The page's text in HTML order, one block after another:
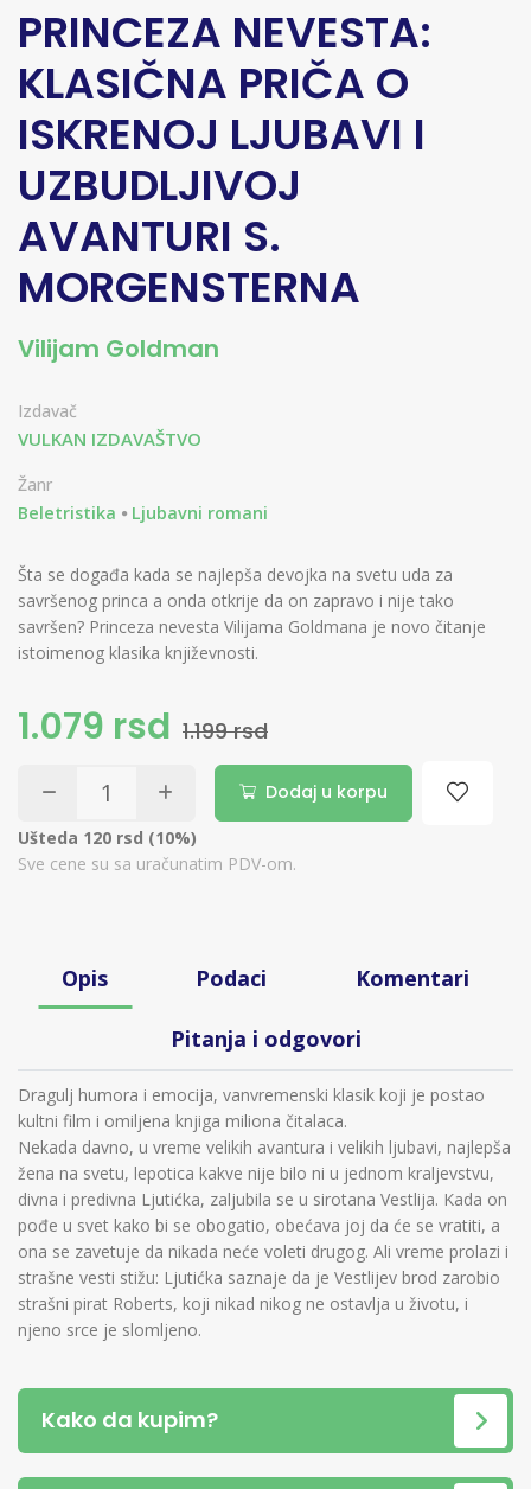
PRINCEZA NEVESTA:
KLASIČNA PRIČA O
ISKRENOJ LJUBAVI I
UZBUDLJIVOJ
AVANTURI S.
MORGENSTERNA
Vilijam Goldman
Izdavač
VULKAN IZDAVAŠTVO
Žanr
Beletristika
Ljubavni romani
Šta se događa kada se najlepša devojka na svetu uda za
savršenog princa a onda otkrije da on zapravo i nije tako
savršen? Princeza nevesta Vilijama Goldmana je novo čitanje
istoimenog klasika književnosti.
1.079 rsd 1.199 rsd
Dodaj u korpu
Ušteda 120 rsd (10%)
Sve cene su sa uračunatim PDV-om.
Opis Podaci Komentari
Pitanja i odgovori
Dragulj humora i emocija, vanvremenski klasik koji je postao
kultni film i omiljena knjiga miliona čitalaca.
Nekada davno, u vreme velikih avantura i velikih ljubavi, najlepša
žena na svetu, lepotica kakve nije bilo ni u jednom kraljevstvu,
divna i predivna Ljutićka, zaljubila se u sirotana Vestlija. Kada on
pođe u svet kako bi se obogatio, obećava joj da će se vratiti, a
ona se zavetuje da nikada neće voleti drugog. Ali vreme prolazi i
strašne vesti stižu: Ljutićka saznaje da je Vestlijev brod zarobio
strašni pirat Roberts, koji nikad nikog ne ostavlja u životu, i
njeno srce je slomljeno.
Kako da kupim?